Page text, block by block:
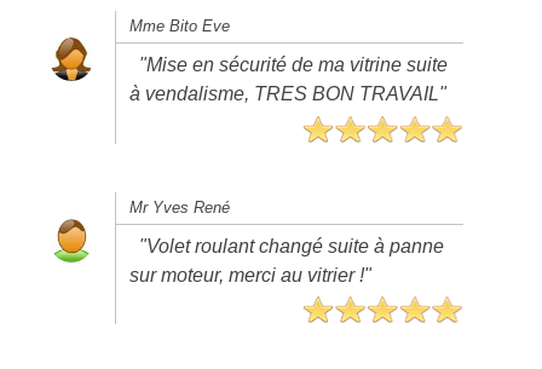
Mme Bito Eve
"Mise en sécurité de ma vitrine suite
à vendalisme, TRES BON TRAVAIL"
Mr Yves René
"Volet roulant changé suite à panne
sur moteur, merci au vitrier !"